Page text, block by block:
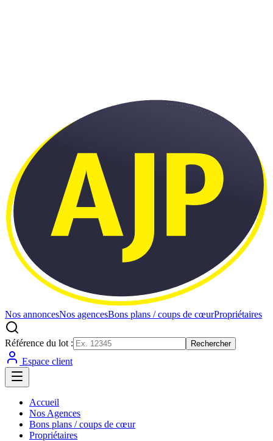
Nos annoncesNos agencesBons plans / coups de cœurPropriétaires
Référence du lot : Rechercher
Espace client
Accueil
Nos Agences
Bons plans / coups de cœur
Propriétaires